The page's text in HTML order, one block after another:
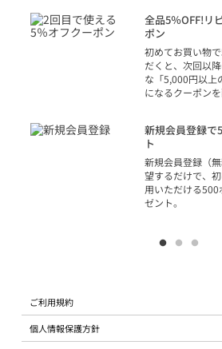
全品5％OFF!リ
ポン
初めてお買い物
だくと、次回以
な「5,000円以上
になるクーポンを
新規会員登録で
ト
新規会員登録（
望するだけで、
用いただける
ゼント。
ご利用規約
個人情報保護方針